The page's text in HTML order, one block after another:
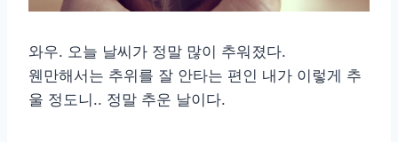
와우. 오늘 날씨가 정말 많이 추워졌다.
웬만해서는 추위를 잘 안타는 편인 내가 이렇게 추
울 정도니.. 정말 추운 날이다.